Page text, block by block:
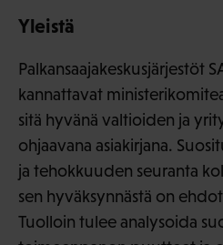
Yleistä
Palkansaajakeskusjärjestöt
kannattavat
sitä hyvänä valtioiden ja
ohjaavana asiakirjana.
ja tehokkuuden seuranta
sen hyväksynnästä on
Tuolloin tulee analysoida